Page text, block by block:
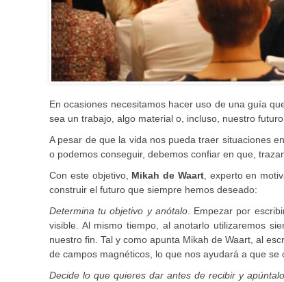
En ocasiones necesitamos hacer uso de una guía
sea un trabajo, algo material o, incluso, nuestro
A pesar de que la vida nos pueda traer situaciones
o podemos conseguir, debemos confiar en que,
Con este objetivo, Mikah de Waart, experto en
construir el futuro que siempre hemos deseado:
Determina tu objetivo y anótalo. Empezar por
visible. Al mismo tiempo, al anotarlo utilizaremos
nuestro fin. Tal y como apunta Mikah de Waart, al
de campos magnéticos, lo que nos ayudará a que
Decide lo que quieres dar antes de recibir y apúntalo